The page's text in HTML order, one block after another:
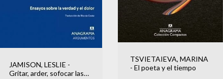
JAMISON, LESLIE -
Gritar, arder, sofocar las
TSVIETAIEVA, MARINA
- El poeta y el tiempo